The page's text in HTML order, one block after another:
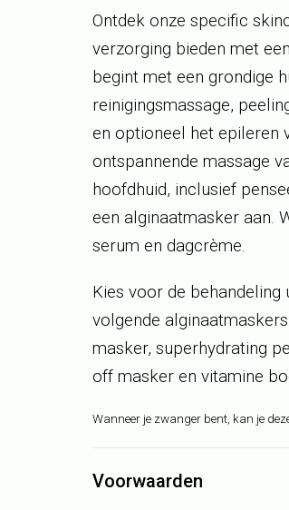
Ontdek onze specific
verzorging bieden met een
begint met een grondige
reinigingsmassage,
en optioneel het epileren
ontspannende massage
hoofdhuid, inclusief
een alginaatmasker aan.
serum en dagcrème.
Kies voor de behandeling
volgende alginaatmaskers
masker, superhydrating
off masker en vitamine
Wanneer je zwanger bent, kan je
Voorwaarden